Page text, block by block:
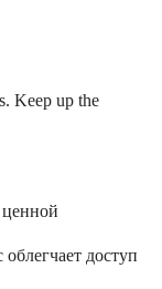
Keep up the
ценной
доступ